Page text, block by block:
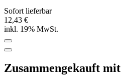
Sofort lieferbar
12,43 €
inkl. 19% MwSt.
Zusammengekauft mit